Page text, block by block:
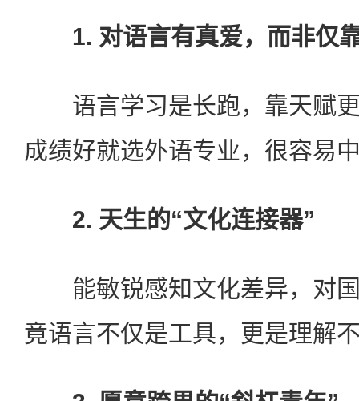
1. 对语言有真爱，而非仅
语言学习是长跑，靠天赋更
成绩好就选外语专业，很容易
2. 天生的“文化连接器”
能敏锐感知文化差异，对国
竟语言不仅是工具，更是理解